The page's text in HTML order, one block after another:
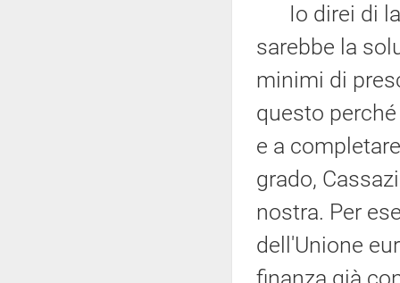
Io direi di
sarebbe la
minimi di
questo
e a
grado,
nostra. Per
dell'Unione